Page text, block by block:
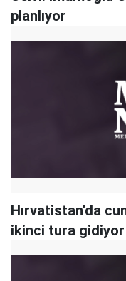
planlıyor
Hırvatistan'da
ikinci tura gidiyor